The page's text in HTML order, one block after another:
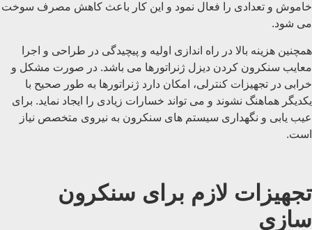
خاموش و تعدادی را فعال نمود و این کار باعث کاهش مصرف سوخت
می شود.
همچنین هزینه بالا در راه اندازی اولیه و پیچیدگی در طراحی و اجرا
معایب سنکرون کردن دیزل ژنراتورها می باشد. در صورت مشکل و
خرابی در تجهیزات کنترلی، امکان دارد ژنراتورها به طور صحیح با
یکدیگر هماهنگ نشوند و می تواند خسارات زیادی را ایجاد نماید. برای
عیب یابی و نگهداری سیستم های سنکرون به نیروی متخصص نیاز
است.
تجهیزات لازم برای سنکرون‌
سازی